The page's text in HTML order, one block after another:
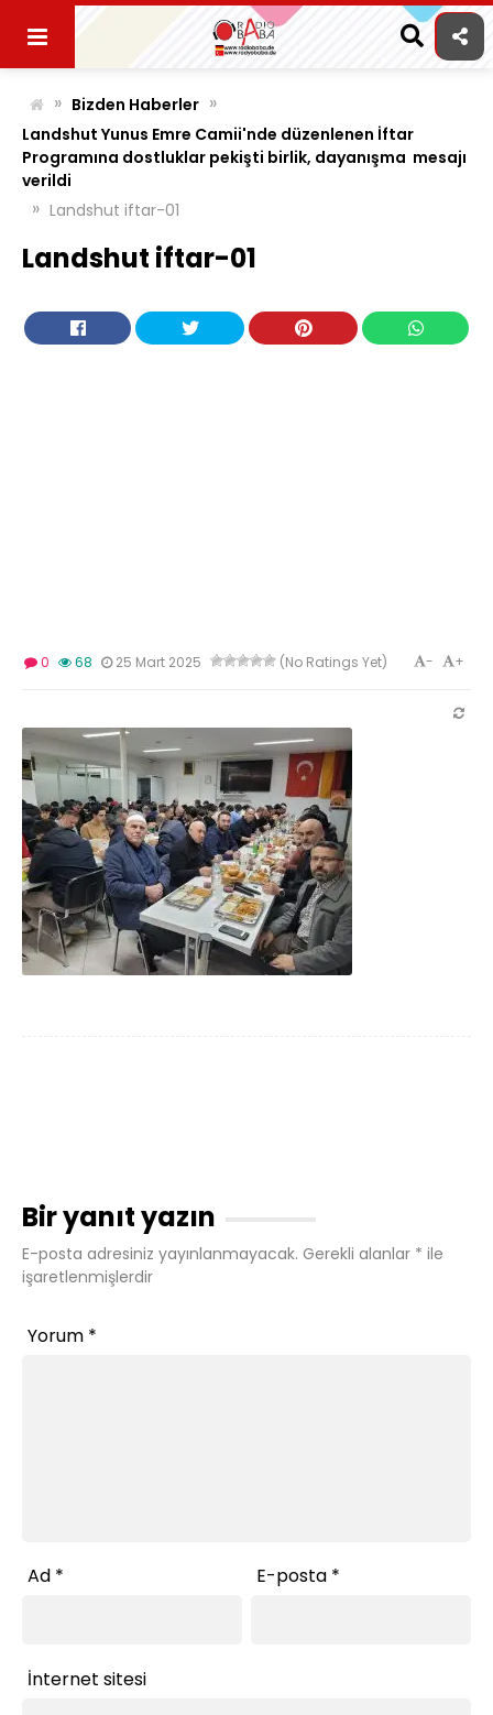
content
» Bizden Haberler »
Landshut Yunus Emre Camii'nde düzenlenen İftar
Programına dostluklar pekişti birlik, dayanışma mesajı
verildi
» Landshut iftar-01
Landshut iftar-01
0 68 25 Mart 2025 (No Ratings Yet) +
-
Bir yanıt yazın
E-posta adresiniz yayınlanmayacak. Gerekli alanlar * ile
işaretlenmişlerdir
Yorum *
Ad * E-posta *
İnternet sitesi